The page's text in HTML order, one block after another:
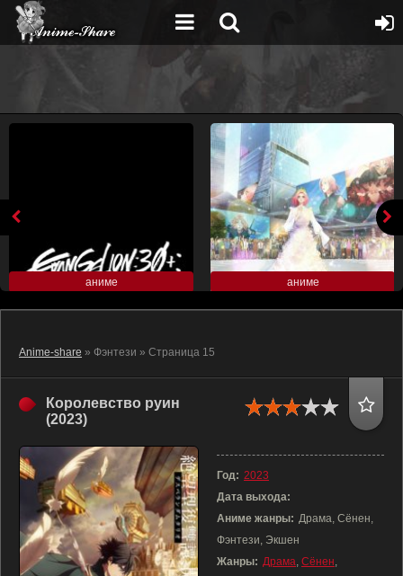
аниме аниме
Anime-share » Фэнтези » Страница 15
Королевство руин
(2023)
Год: 2023
Дата выхода:
Аниме жанры: Драма, Сёнен,
Фэнтези, Экшен
Жанры: Драма, Сёнен,